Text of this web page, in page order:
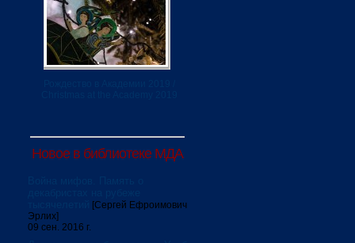
Новое в библиотеке МДА
[Сергей Ефроимович
Эрлих]
09 сен. 2016 г.